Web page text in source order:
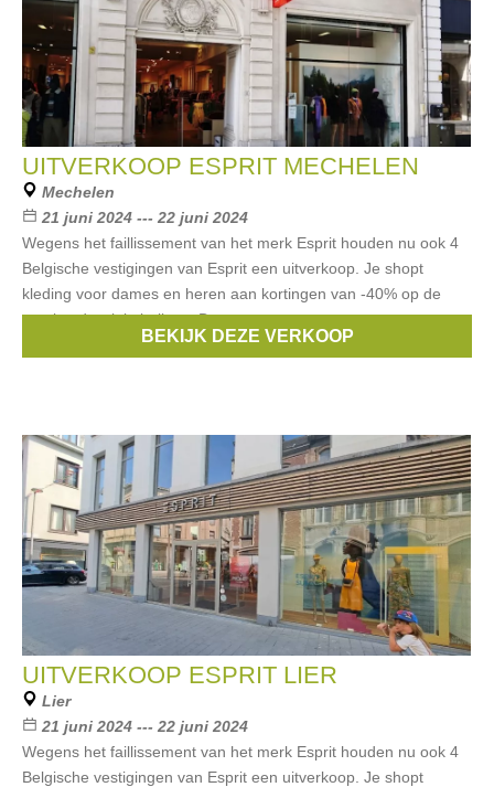
UITVERKOOP ESPRIT MECHELEN
Mechelen
21 juni 2024 --- 22 juni 2024
Wegens het faillissement van het merk Esprit houden nu ook 4
Belgische vestigingen van Esprit een uitverkoop. Je shopt
kleding voor dames en heren aan kortingen van -40% op de
getekende winkelprijzen. De
EspritBEKIJK DEZE VERKOOP
UITVERKOOP ESPRIT LIER
Lier
21 juni 2024 --- 22 juni 2024
Wegens het faillissement van het merk Esprit houden nu ook 4
Belgische vestigingen van Esprit een uitverkoop. Je shopt